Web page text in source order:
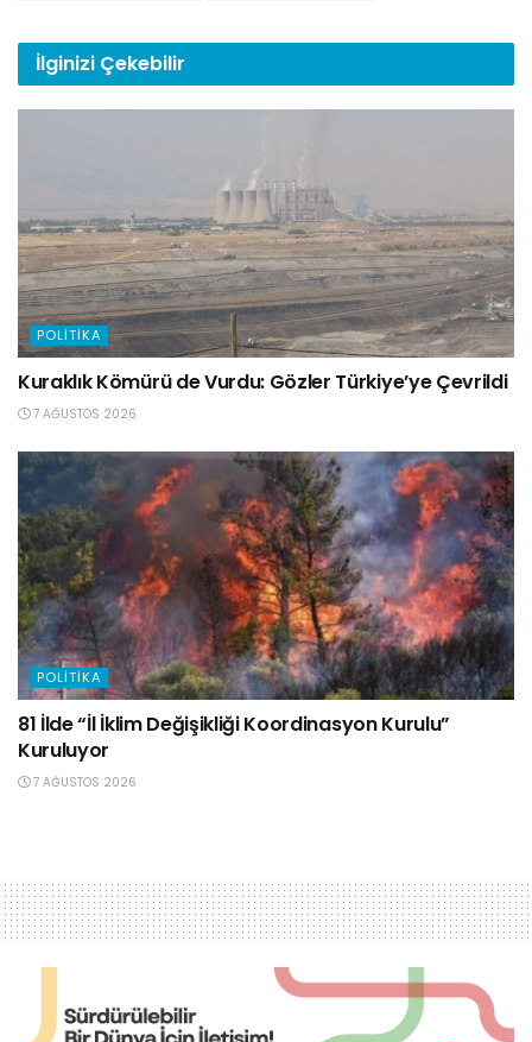
İlginizi Çekebilir
POLITIKA
Kuraklık Kömürü de Vurdu: Gözler Türkiye’ye Çevrildi
7 AĞUSTOS 2026
POLITIKA
81 İlde “İl İklim Değişikliği Koordinasyon Kurulu”
Kuruluyor
7 AĞUSTOS 2026